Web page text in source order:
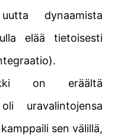
dynaamista
elää tietoisesti
on eräältä
uravalintojensa
sen välillä,